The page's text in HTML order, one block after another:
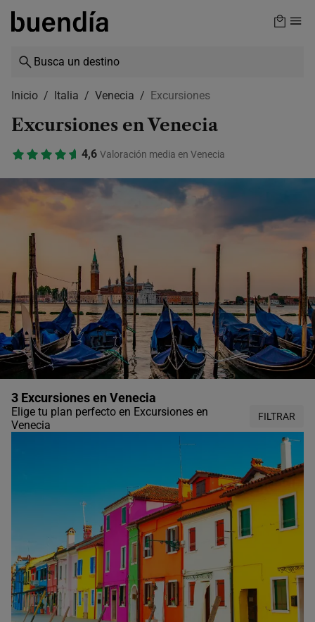
Skip
content
Inicio Italia Venecia Excursiones
Excursiones en Venecia
4,6 Valoración media en Venecia
3 Excursiones en Venecia
Elige tu plan perfecto en Excursiones en
Venecia
FILTRAR